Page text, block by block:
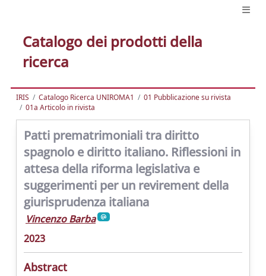
Catalogo dei prodotti della
ricerca
IRIS Catalogo Ricerca UNIROMA1
01 Pubblicazione su rivista
01a Articolo in rivista
Patti prematrimoniali tra diritto
spagnolo e diritto italiano. Riflessioni in
attesa della riforma legislativa e
suggerimenti per un revirement della
giurisprudenza italiana
Vincenzo Barba
2023
Abstract